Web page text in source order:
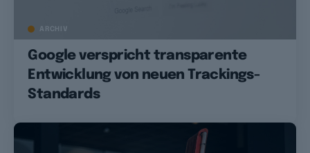
ARCHIV
Google verspricht transparente
Entwicklung von neuen Trackings-
Standards